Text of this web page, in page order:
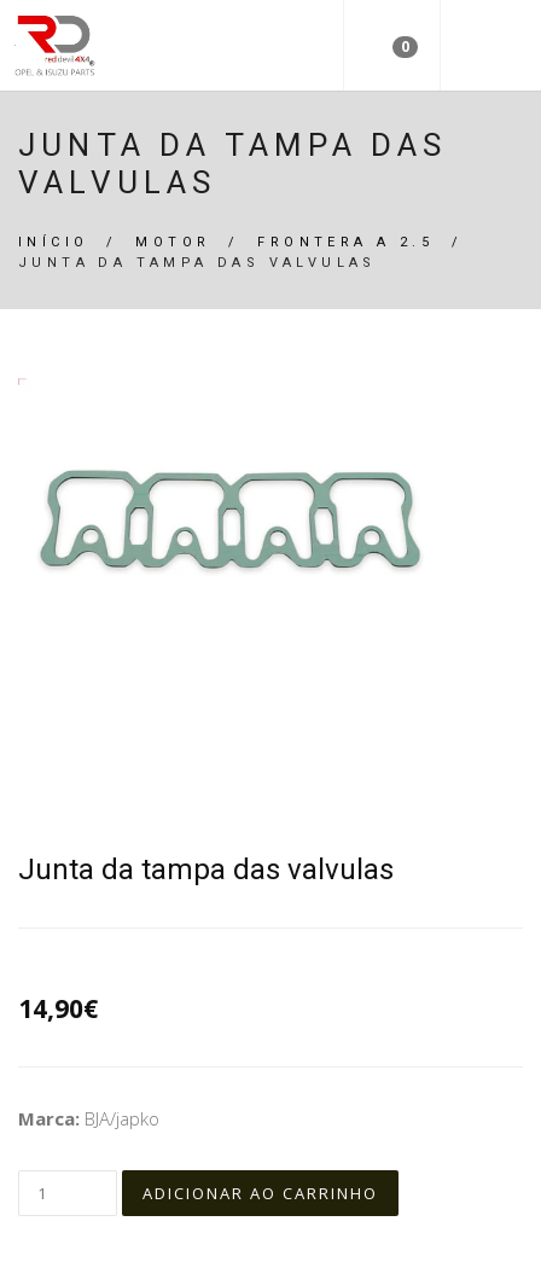
0
JUNTA DA TAMPA DAS
VALVULAS
INÍCIO / MOTOR / FRONTERA A 2.5
/
JUNTA DA TAMPA DAS VALVULAS
Junta da tampa das valvulas
14,90€
Marca: BJA/japko